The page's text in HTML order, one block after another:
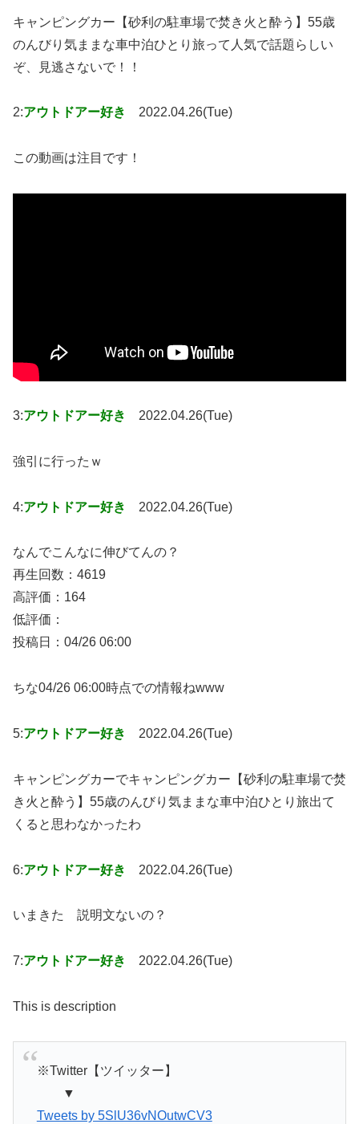
キャンピングカー【砂利の駐車場で焚き火と酔う】55歳
のんびり気ままな車中泊ひとり旅って人気で話題らしい
ぞ、見逃さないで！！
2:アウトドアー好き 2022.04.26(Tue)
この動画は注目です！
3:アウトドアー好き 2022.04.26(Tue)
強引に行ったｗ
4:アウトドアー好き 2022.04.26(Tue)
なんでこんなに伸びてんの？
再生回数：4619
高評価：164
低評価：
投稿日：04/26 06:00
ちな04/26 06:00時点での情報ねwww
5:アウトドアー好き 2022.04.26(Tue)
キャンピングカーでキャンピングカー【砂利の駐車場で焚
き火と酔う】55歳のんびり気ままな車中泊ひとり旅出て
くると思わなかったわ
6:アウトドアー好き 2022.04.26(Tue)
いまきた 説明文ないの？
7:アウトドアー好き 2022.04.26(Tue)
This is description
※Twitter【ツイッター】
▼
Tweets by 5SlU36vNOutwCV3